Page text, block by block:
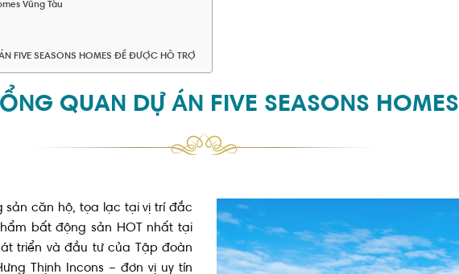
Vũng Tàu
FIVE SEASONS HOMES ĐỂ ĐƯỢC HỖ TRỢ
QUAN DỰ ÁN FIVE SEASONS HOMES
sản căn hộ, tọa lạc tại vị trí đắc
bất động sản HOT nhất tại
triển và đầu tư của Tập đoàn
Thịnh Incons – đơn vị uy tín